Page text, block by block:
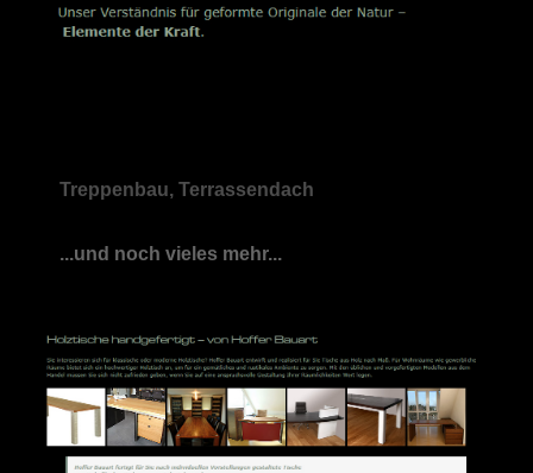
Treppenbau, Terrassendach
...und noch vieles mehr...